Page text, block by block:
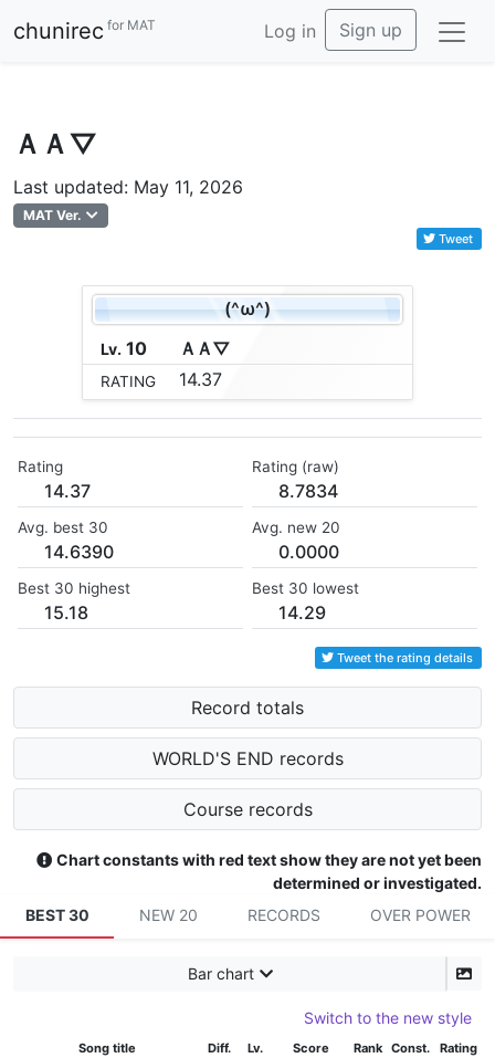
chunirec for MAT Log in Sign up
ＡＡ▽
Last updated: May 11, 2026
MAT Ver.
Tweet
(^ω^)
Lv. 10 Ａ Ａ▽
RATING 14.37
Rating
14.37
Rating (raw)
8.7834
Avg. best 30
14.6390
Avg. new 20
0.0000
Best 30 highest
15.18
Best 30 lowest
14.29
Tweet the rating details
Record totals
WORLD'S END records
Course records
Chart constants with red text show they are not yet been
determined or investigated.
BEST 30
NEW 20 RECORDS OVER POWER
Bar chart
Switch to the new style
Song title Diff. Lv. Score Rank Const. Rating